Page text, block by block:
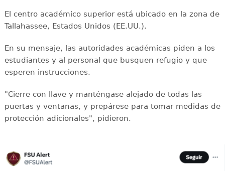
El centro académico superior está ubicado en la zona de
Tallahassee, Estados Unidos (EE.UU.).
En su mensaje, las autoridades académicas piden a los
estudiantes y al personal que busquen refugio y que
esperen instrucciones.
"Cierre con llave y manténgase alejado de todas las
puertas y ventanas, y prepárese para tomar medidas de
protección adicionales", pidieron.